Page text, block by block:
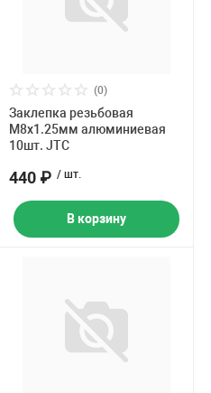
(0)
Заклепка резьбовая
M8х1.25мм алюминиевая
10шт. JTC
440 ₽ / шт.
В корзину